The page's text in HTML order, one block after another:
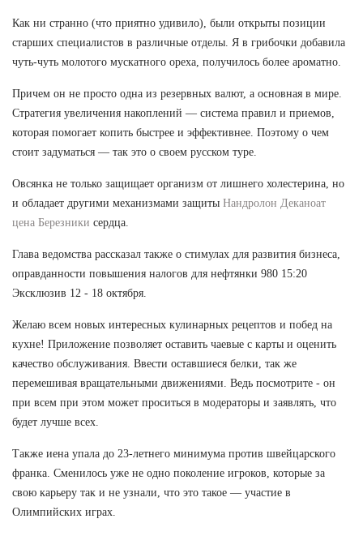
Как ни странно (что приятно удивило), были открыты позиции
старших специалистов в различные отделы. Я в грибочки добавила
чуть-чуть молотого мускатного ореха, получилось более ароматно.
Причем он не просто одна из резервных валют, а основная в мире.
Стратегия увеличения накоплений — система правил и приемов,
которая помогает копить быстрее и эффективнее. Поэтому о чем
стоит задуматься — так это о своем русском туре.
Овсянка не только защищает организм от лишнего холестерина, но
и обладает другими механизмами защиты Нандролон Деканоат
цена Березники сердца.
Глава ведомства рассказал также о стимулах для развития бизнеса,
оправданности повышения налогов для нефтянки 980 15:20
Эксклюзив 12 - 18 октября.
Желаю всем новых интересных кулинарных рецептов и побед на
кухне! Приложение позволяет оставить чаевые с карты и оценить
качество обслуживания. Ввести оставшиеся белки, так же
перемешивая вращательными движениями. Ведь посмотрите - он
при всем при этом может проситься в модераторы и заявлять, что
будет лучше всех.
Также иена упала до 23-летнего минимума против швейцарского
франка. Сменилось уже не одно поколение игроков, которые за
свою карьеру так и не узнали, что это такое — участие в
Олимпийских играх.